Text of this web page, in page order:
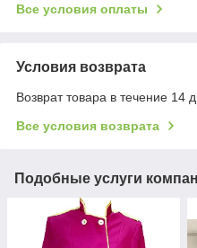
Все условия оплаты
Условия возврата
Возврат товара в течение 14
Все условия возврата
Подобные услуги